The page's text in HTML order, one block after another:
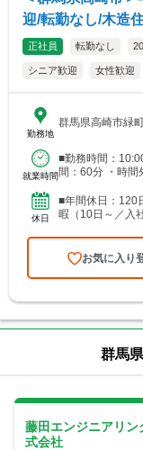
迎/転勤なし/木造
正社員 転勤なし
シニア歓迎 女性歓迎
勤務地
群馬県高崎市緑
就業時間
■勤務時間：
間：60分 ・時間
休日
■年間休日：120日 ・
暇（10日～／入
お気に入り
群馬
藤田エンジニアリン
式会社